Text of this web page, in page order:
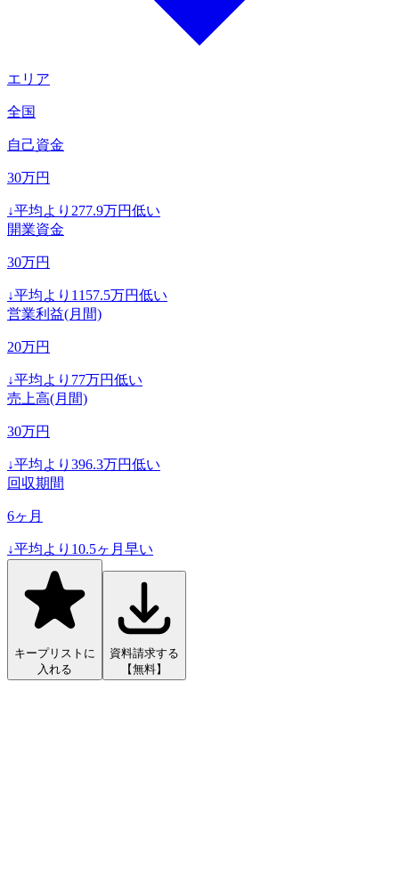
エリア
全国
自己資金
30万円
↓平均より 277.9万円低い
開業資金
30万円
↓平均より 1157.5万円低い
営業利益(月間)
20万円
↓平均より 77万円低い
売上高(月間)
30万円
↓平均より 396.3万円低い
回収期間
6ヶ月
↓平均より 10.5ヶ月早い
キープリストに
入れる
資料請求する
【無料】